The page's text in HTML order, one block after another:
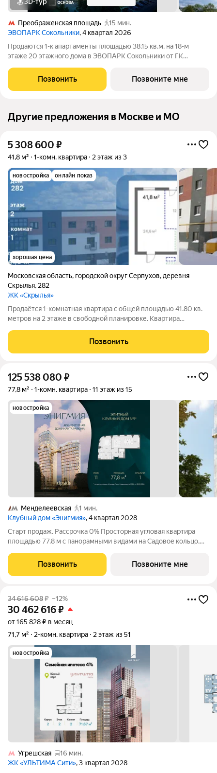
Преображенская площадь
15 мин.
ЭВОПАРК Сокольники, 4 квартал 2026
Продаются 1-к апартаменты площадью 38.15 кв.м. на 18-м
этаже 20 этажного дома в ЭВОПАРК Сокольники от ГК
историческом районе Преображенское, в 300 метрах от парка
Сокольники. "ЭВОПАРК Сокольники" расположен
Позвонить Позвоните мне
Другие предложения в Москве и МО
5 308 600 ₽
41,8 м² 1-комн. квартира 2 этаж из 3
новостройка онлайн показ
хорошая цена
Московская область, городской округ Серпухов, деревня
Скрылья, 282
ЖК «Скрылья»
Продаётся 1-комнатная квартира с общей площадью 41.80 кв.
метров на 2 этаже в свободной планировке. Квартира
Застройщик ООО Флагман. Квартира является первичным
жильем, дом введен в
Позвонить
125 538 080 ₽
77,8 м² 1-комн. квартира 11 этаж из 15
новостройка
Менделеевская
1 мин.
Клубный дом «Энигмия», 4 квартал 2028
Старт продаж. Рассрочка 0% Просторная угловая квартира
площадью 77.8 м с панорамными видами на Садовое кольцо,
мастер-спальней и гардеробной с окном. ЭНИГМИЯ дом-
скульптура, притягивающий
Позвонить Позвоните мне
34 616 608₽ –12%
30 462 616₽
от 165 828 ₽ в месяц
71,7 м²
2-комн. квартира 2 этаж из 51
новостройка
Угрешская
16 мин.
ЖК «УЛЬТИМА Сити», 3 квартал 2028